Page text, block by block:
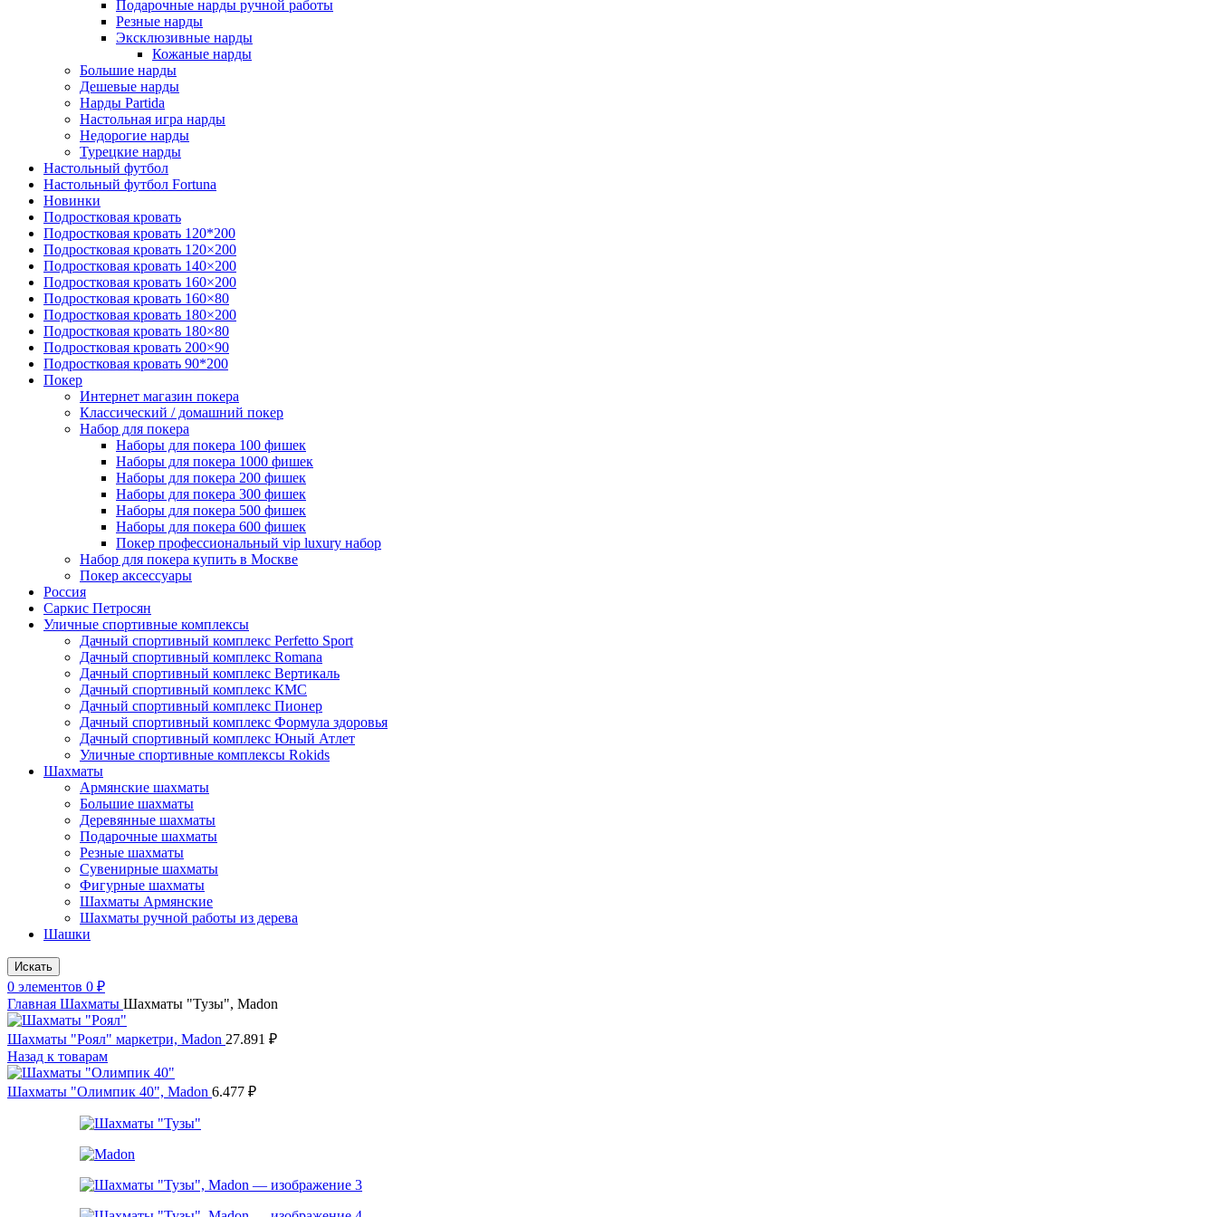
Подарочные нарды ручной работы
Резные нарды
Эксклюзивные нарды
Кожаные нарды
Большие нарды
Дешевые нарды
Нарды Partida
Настольная игра нарды
Недорогие нарды
Турецкие нарды
Настольный футбол
Настольный футбол Fortuna
Новинки
Подростковая кровать
Подростковая кровать 120*200
Подростковая кровать 120×200
Подростковая кровать 140×200
Подростковая кровать 160×200
Подростковая кровать 160×80
Подростковая кровать 180×200
Подростковая кровать 180×80
Подростковая кровать 200×90
Подростковая кровать 90*200
Покер
Интернет магазин покера
Классический / домашний покер
Набор для покера
Наборы для покера 100 фишек
Наборы для покера 1000 фишек
Наборы для покера 200 фишек
Наборы для покера 300 фишек
Наборы для покера 500 фишек
Наборы для покера 600 фишек
Покер профессиональный vip luxury набор
Набор для покера купить в Москве
Покер аксессуары
Россия
Саркис Петросян
Уличные спортивные комплексы
Дачный спортивный комплекс Perfetto Sport
Дачный спортивный комплекс Romana
Дачный спортивный комплекс Вертикаль
Дачный спортивный комплекс КМС
Дачный спортивный комплекс Пионер
Дачный спортивный комплекс Формула здоровья
Дачный спортивный комплекс Юный Атлет
Уличные спортивные комплексы Rokids
Шахматы
Армянские шахматы
Большие шахматы
Деревянные шахматы
Подарочные шахматы
Резные шахматы
Сувенирные шахматы
Фигурные шахматы
Шахматы Армянские
Шахматы ручной работы из дерева
Шашки
Искать
0 элементов 0 ₽
Главная Шахматы Шахматы "Тузы", Madon
Шахматы "Роял" маркетри, Madon 27.891 ₽
Назад к товарам
Шахматы "Олимпик 40", Madon 6.477 ₽